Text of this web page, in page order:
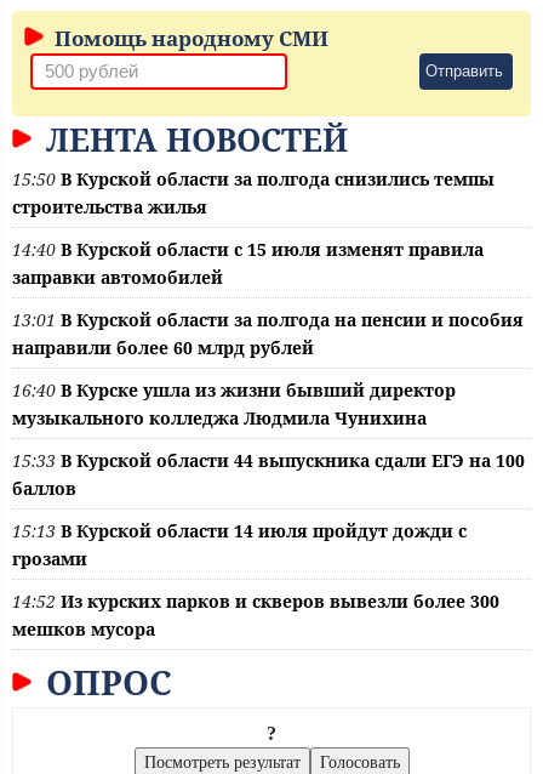
Помощь народному СМИ
Отправить
ЛЕНТА НОВОСТЕЙ
15:50 В Курской области за полгода снизились темпы
строительства жилья
14:40 В Курской области с 15 июля изменят правила
заправки автомобилей
13:01 В Курской области за полгода на пенсии и пособия
направили более 60 млрд рублей
16:40 В Курске ушла из жизни бывший директор
музыкального колледжа Людмила Чунихина
15:33 В Курской области 44 выпускника сдали ЕГЭ на 100
баллов
15:13 В Курской области 14 июля пройдут дожди с
грозами
14:52 Из курских парков и скверов вывезли более 300
мешков мусора
ОПРОС
?